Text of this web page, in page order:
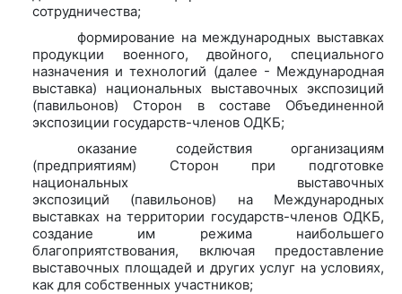
сотрудничества;
формирование на международных выставках
продукции военного, двойного, специального
назначения и технологий (далее - Международная
выставка) национальных выставочных экспозиций
(павильонов) Сторон в составе Объединенной
экспозиции государств-членов ОДКБ;
оказание содействия организациям
(предприятиям) Сторон при подготовке
национальных выставочных
экспозиций (павильонов) на Международных
выставках на территории государств-членов ОДКБ,
создание им режима наибольшего
благоприятствования, включая предоставление
выставочных площадей и других услуг на условиях,
как для собственных участников;